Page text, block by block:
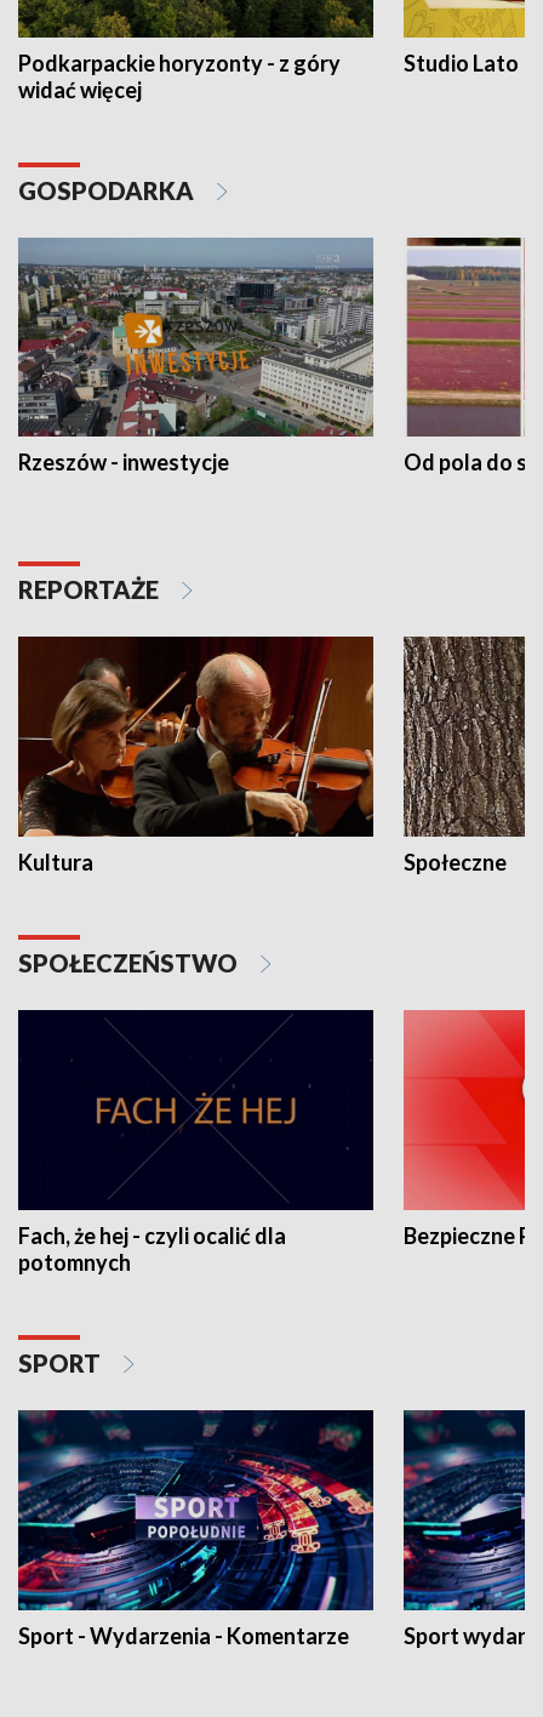
Podkarpackie horyzonty - z góry
widać więcej
Studio Lato
GOSPODARKA
Rzeszów - inwestycje Od pola do
REPORTAŻE
Kultura Społeczne
SPOŁECZEŃSTWO
Fach, że hej - czyli ocalić dla
potomnych
Bezpieczne
SPORT
Sport - Wydarzenia - Komentarze Sport